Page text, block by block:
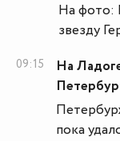
На фото:
звезду
09:15
На
пока